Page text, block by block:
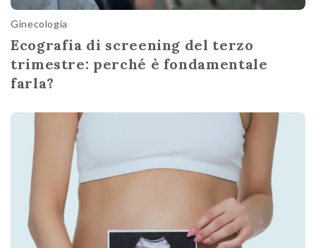
Ginecologia
Ecografia di screening del terzo
trimestre: perché è fondamentale
farla?